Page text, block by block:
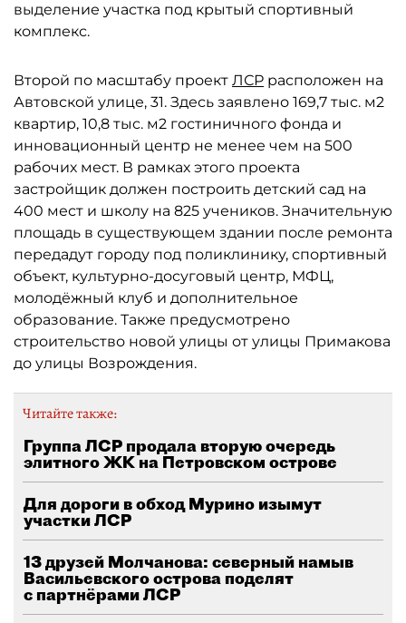
выделение участка под крытый спортивный
комплекс.
Второй по масштабу проект ЛСР расположен на
Автовской улице, 31. Здесь заявлено 169,7 тыс. м2
квартир, 10,8 тыс. м2 гостиничного фонда и
инновационный центр не менее чем на 500
рабочих мест. В рамках этого проекта
застройщик должен построить детский сад на
400 мест и школу на 825 учеников. Значительную
площадь в существующем здании после ремонта
передадут городу под поликлинику, спортивный
объект, культурно-досуговый центр, МФЦ,
молодёжный клуб и дополнительное
образование. Также предусмотрено
строительство новой улицы от улицы Примакова
до улицы Возрождения.
Читайте также:
Группа ЛСР продала вторую очередь
элитного ЖК на Петровском острове
Для дороги в обход Мурино изымут
участки ЛСР
13 друзей Молчанова: северный намыв
Васильевского острова поделят
с партнёрами ЛСР